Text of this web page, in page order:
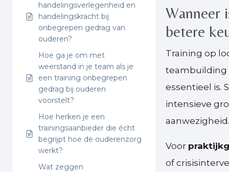
handelingsverlegenheid en
handelingskracht bij
onbegrepen gedrag van
ouderen?
Hoe ga je om met
weerstand in je team als je
een training onbegrepen
gedrag bij ouderen
voorstelt?
Hoe herken je een
trainingsaanbieder die écht
begrijpt hoe de ouderenzorg
werkt?
Wat zeggen
Wanneer
betere
Training op
teambuilding
essentieel is.
intensieve
aanwezigheid.
Voor
of